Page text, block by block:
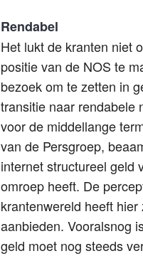
Rendabel
Het lukt de kranten niet
positie van de NOS te
bezoek om te zetten in
transitie naar rendabele
voor de middellange
van de Persgroep,
internet structureel geld
omroep heeft. De
krantenwereld heeft
aanbieden. Vooralsnog
geld moet nog steeds